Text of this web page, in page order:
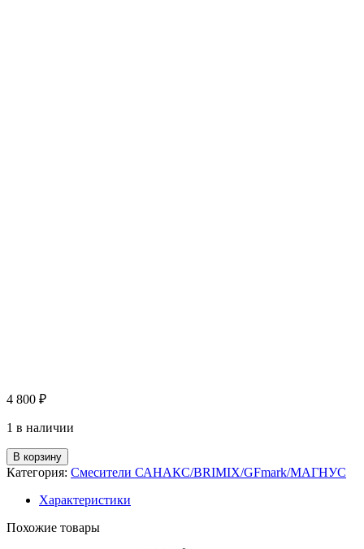
4 800 ₽
1 в наличии
В корзину
Категория: Смесители САНАКС/BRIMIX/GFmark/МАГНУС
Характеристики
Похожие товары